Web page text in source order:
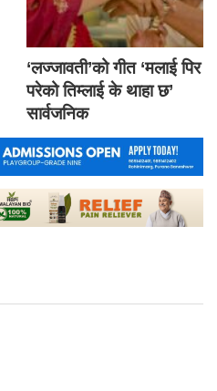
‘लज्जावती’को गीत ‘मलाई पिर
परेको तिम्लाई के थाहा छ’
सार्वजनिक